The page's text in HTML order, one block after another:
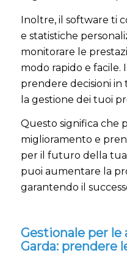
Inoltre, il software ti
e statistiche
monitorare le
modo rapido e facile.
prendere decisioni in
la gestione dei tuoi
Questo significa che
miglioramento e
per il futuro della tua
puoi aumentare la
garantendo il
Gestionale per le
Garda: prendere